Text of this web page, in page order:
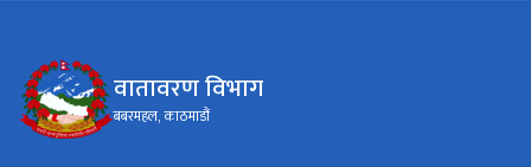
वातावरण विभाग
बबरमहल, काठमाडौं